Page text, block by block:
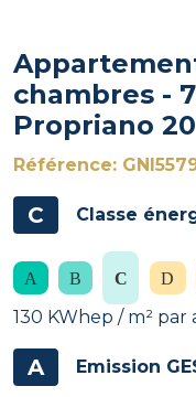
chambres -
Propriano
Référence:
C Classe
130 KWhep / m² par
A Emission